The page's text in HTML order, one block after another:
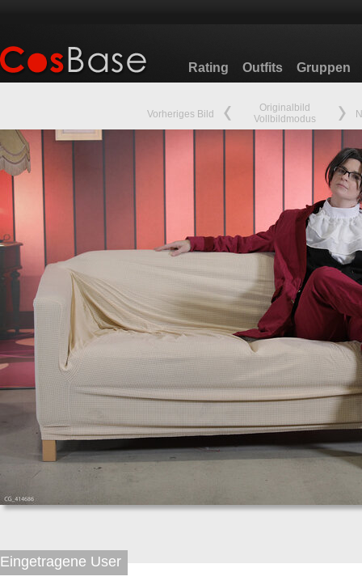
Rating Outfits Gruppen
Vorheriges Bild
Originalbild
Vollbildmodus
Eingetragene User